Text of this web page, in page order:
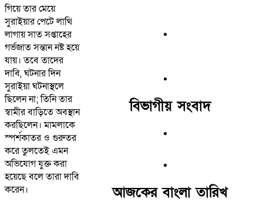
গিয়ে তার মেয়ে
সুরাইয়ার পেটে লাথি
লাগায় সাত সপ্তাহের
গর্ভজাত সন্তান নষ্ট হয়ে
যায়। তবে তাদের
দাবি, ঘটনার দিন
সুরাইয়া ঘটনাস্থলে
ছিলেন না; তিনি তার
স্বামীর বাড়িতে অবস্থান
করছিলেন। মামলাকে
স্পর্শকাতর ও গুরুতর
করে তুলতেই এমন
অভিযোগ যুক্ত করা
হয়েছে বলে তারা দাবি
করেন।
বিভাগীয় সংবাদ
আজকের বাংলা তারিখ